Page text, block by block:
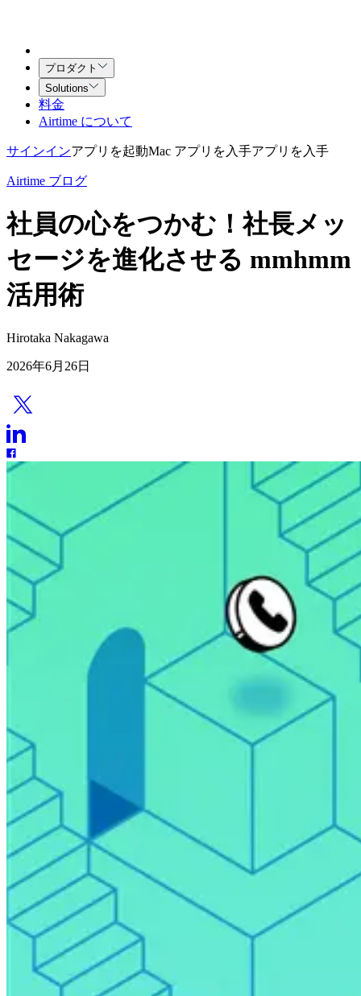
プロダクト
Solutions
料金
Airtime について
サインインアプリを起動Mac アプリを入手アプリを入手
Airtime ブログ
社員の心をつかむ！社長メッ
セージを進化させる mmhmm
活用術
Hirotaka Nakagawa
2026年6月26日